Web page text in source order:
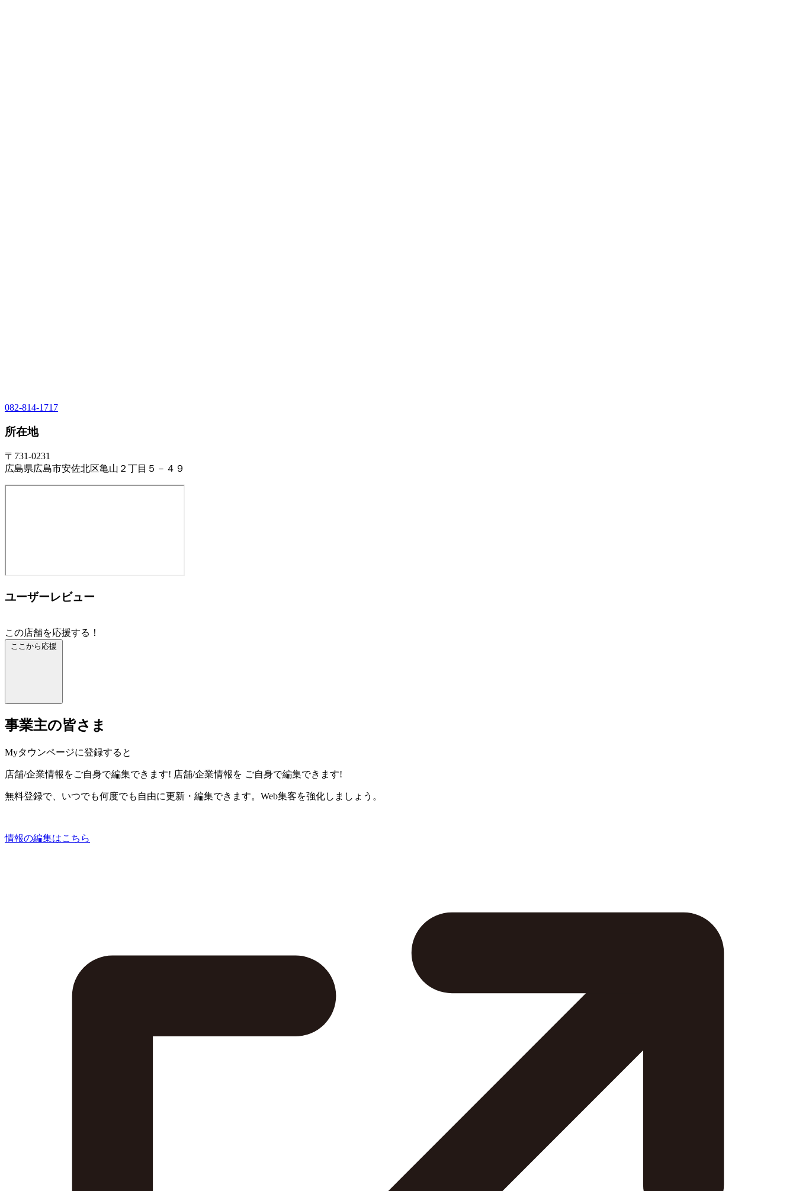
082-814-1717
所在地
〒731-0231
広島県広島市安佐北区亀山２丁目５－４９
ユーザーレビュー
この店舗を応援する！
ここから応援
事業主の皆さま
Myタウンページに登録すると
店舗/企業情報をご自身で編集できます! 店舗/企業情報を ご自身で編集できます!
無料登録で、いつでも何度でも自由に更新・編集できます。Web集客を強化しましょう。
情報の編集はこちら